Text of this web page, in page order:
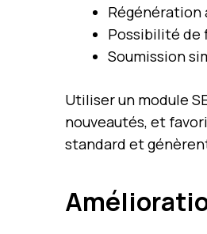
Régénération
Possibilité de
Soumission
Utiliser un module
nouveautés, et
standard et